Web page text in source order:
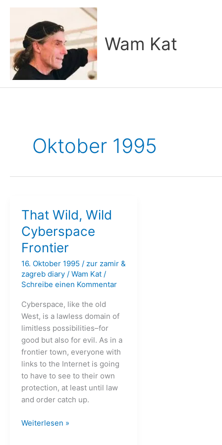
Zum
springen
Wam Kat
Oktober 1995
That Wild, Wild
Cyberspace
Frontier
16. Oktober 1995 / zur zamir &
zagreb diary/ Wam Kat /
Schreibe einen Kommentar
Cyberspace, like the old
West, is a lawless domain of
limitless possibilities–for
good but also for evil. As in a
frontier town, everyone with
links to the Internet is going
to have to see to their own
protection, at least until law
and order catch up.
That
Weiterlesen »